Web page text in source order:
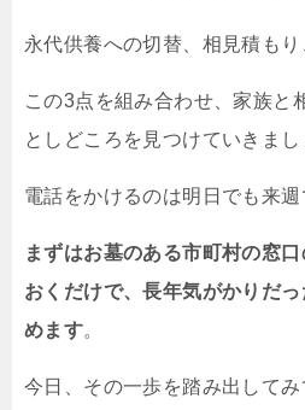
永代供養への切替、相見積もり
この3点を組み合わせ、家族と
としどころを見つけていきまし
電話をかけるのは明日でも来週
まずはお墓のある市町村の窓
おくだけで、長年気がかりだ
めます。
今日、その一歩を踏み出してみ